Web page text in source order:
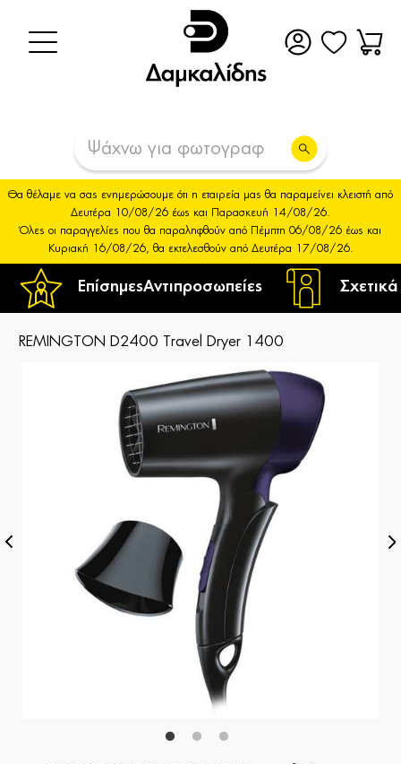
ΕπίσημεςΑντιπροσωπείες
Θα θέλαμε να σας ενημερώσουμε ότι η εταιρεία μας θα παραμείνει κλειστή από
Δευτέρα 10/08/26 έως και Παρασκευή 14/08/26.
Όλες οι παραγγελίες που θα παραληφθούν από Πέμπτη 06/08/26 έως και
Κυριακή 16/08/26, θα εκτελεσθούν από Δευτέρα 17/08/26.
REMINGTON D2400 Travel Dryer 1400